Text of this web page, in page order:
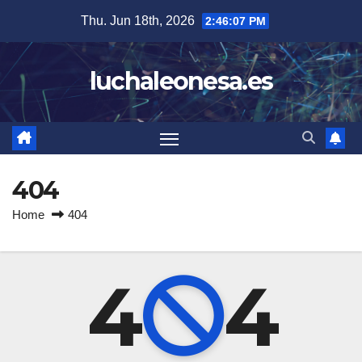
content
Thu. Jun 18th, 2026 2:46:07 PM
luchaleonesa.es
404
Home 404
4 4